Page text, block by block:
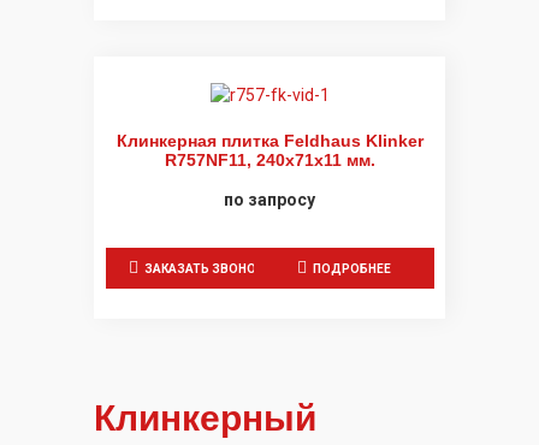
Клинкерная плитка Feldhaus Klinker
R757NF11, 240x71x11 мм.
по запросу
ЗАКАЗАТЬ ЗВОНОК ПОДРОБНЕЕ
Клинкерный